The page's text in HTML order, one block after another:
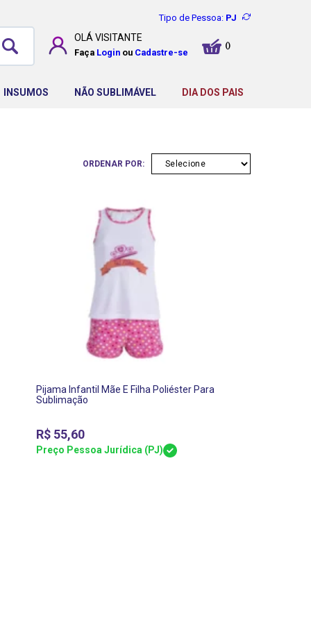
Tipo de Pessoa: PJ
OLÁ VISITANTE
Faça Login ou Cadastre-se
INSUMOS NÃO SUBLIMÁVEL DIA DOS PAIS
ORDENAR POR:
Pijama Infantil Mãe E Filha Poliéster Para
Sublimação
R$ 55,60
Preço Pessoa Jurídica (PJ)